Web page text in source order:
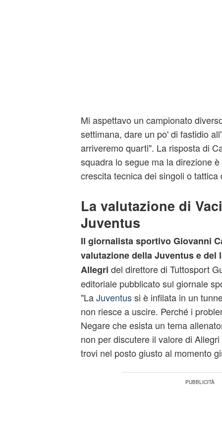
Mi aspettavo un campionato
settimana, dare un po' di fastidio
arriveremo quarti". La risposta di
squadra lo segue ma la direzione
crescita tecnica dei singoli o tattica
La valutazione di
Juventus
Il giornalista sportivo Giovanni
valutazione della Juventus e del
Allegri del direttore di Tuttosport
editoriale pubblicato sul giornale
"LaJuventussi è infilata in un
non riesce a uscire. Perché i
Negare che esista un tema
non per discutere il valore di
trovi nel posto giusto al momento